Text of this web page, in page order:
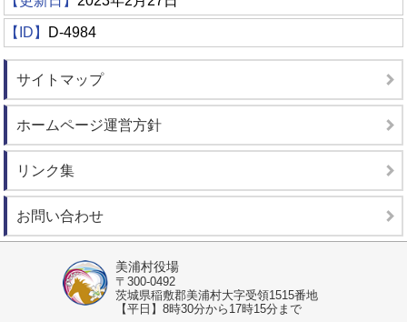
【ID】 D-4984
サイトマップ
ホームページ運営方針
リンク集
お問い合わせ
美浦村役場
〒300-0492
茨城県稲敷郡美浦村大字受領1515番地
【平日】8時30分から17時15分まで